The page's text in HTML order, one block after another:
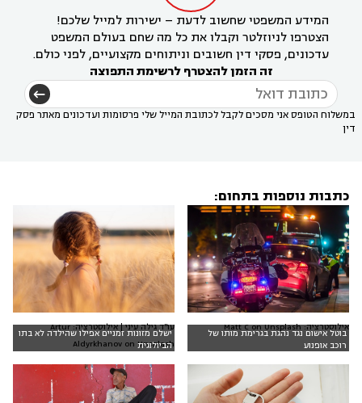
המידע המשפטי שחשוב לדעת – ישירות למייל שלכם!
הצטרפו לניוזלטר וקבלו את כל מה שחם בעולם המשפט
עדכונים, פסקי דין חשובים וניתוחים מקצועיים, לפני כולם.
זה הזמן להצטרף לרשימת התפוצה
במשלוח הטופס אני מסכים לקבל לכתובת המייל שלי פרסומות ועדכונים מאתר פסק
דין
כתבות נוספות בתחום:
בוטל אישום נגד נהגת בגרימת מותו של
רוכב אופנוע
אילוסטרציה: Matt C on Unsplash
ישלם מזונות זמניים אפילו שהילדה לא בתו
הביולוגית
עו"ד גילה עיני | אילוסטרציה: Artur
Aldyrkhanov on Unsplash